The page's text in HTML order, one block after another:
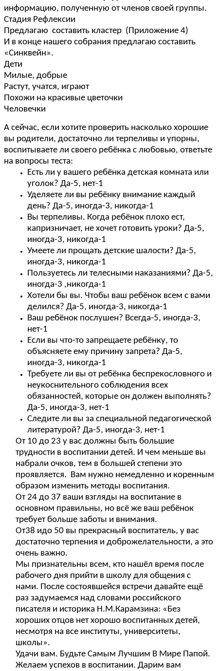
информацию, полученную от членов своей группы.
Стадия Рефлексии
Предлагаю составить кластер (Приложение 4)
И в конце нашего собрания предлагаю составить
«Синквейн».
Дети
Милые, добрые
Растут, учатся, играют
Похожи на красивые цветочки
Человечки
А сейчас, если хотите проверить насколько хорошие
вы родители, достаточно ли терпеливы и упорны,
воспитываете ли своего ребёнка с любовью, ответьте
на вопросы теста:
Есть ли у вашего ребёнка детская комната или
уголок? Да-5, нет-1
Уделяете ли вы ребёнку внимание каждый
день? Да-5, иногда-3, никогда-1
Вы терпеливы. Когда ребёнок плохо ест,
капризничает, не хочет готовить уроки? Да-5,
иногда-3, никогда-1
Умеете ли прощать детские шалости? Да-5,
иногда-3, никогда-1
Пользуетесь ли телесными наказаниями? Да-5,
иногда-3 ,никогда-1
Хотели бы вы. Чтобы ваш ребёнок всем с вами
делился? Да-5, иногда-3, никогда-1
Ваш ребёнок послушен? Всегда-5, иногда-3,
нет-1
Если вы что-то запрещаете ребёнку, то
объясняете ему причину запрета? Да-5,
иногда-3, никогда-1
Требуете ли вы от ребёнка беспрекословного и
неукоснительного соблюдения всех
обязанностей, которые он должен выполнять?
Да-5, иногда-3, нет-1
Следите ли вы за специальной педагогической
литературой? Да-5, иногда-3, нет-1
От 10 до 23 у вас должны быть большие
трудности в воспитании детей. И чем меньше вы
набрали очков, тем в большей степени это
проявляется. Вам нужно немедленно и коренным
образом изменить методы воспитания.
От 24 до 37 ваши взгляды на воспитание в
основном правильны, но всё же ваш ребёнок
требует больше заботы и внимания.
От38 идо 50 вы прекрасный воспитатель, у вас
достаточно терпения и доброжелательности, а это
очень важно.
Мы признательны всем, кто нашёл время после
рабочего дня прийти в школу для общения с
нами. После состоявшейся встречи давайте ещё
раз задумаемся над словами российского
писателя и историка Н.М.Карамзина: «Без
хороших отцов нет хорошо воспитанных детей,
несмотря на все институты, университеты,
школы».
Удачи вам. Будьте Самым Лучшим В Мире Папой.
Желаем успехов в воспитании. Дарим вам